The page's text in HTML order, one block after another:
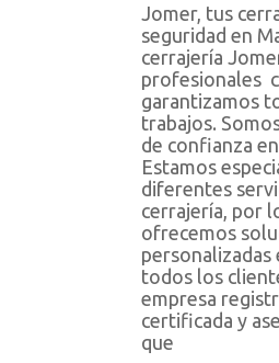
Jomer, tus
seguridad en
cerrajería
profesionales
garantizamos
trabajos.
de confianza
Estamos
diferentes
cerrajería, por
ofrecemos
personalizadas
todos los
empresa
certificada y
que